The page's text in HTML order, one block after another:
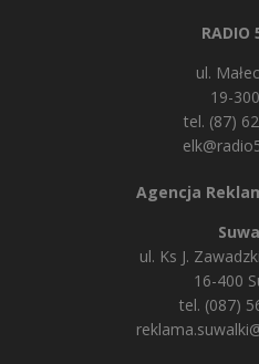
RADIO
ul.
19-
tel. (87)
Agencja
ul. Ks J.
16-400
tel. (087)